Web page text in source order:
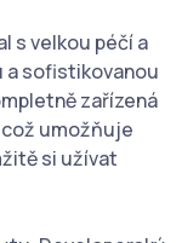
s velkou péčí a
a sofistikovanou
zařízená
což umožňuje
si užívat